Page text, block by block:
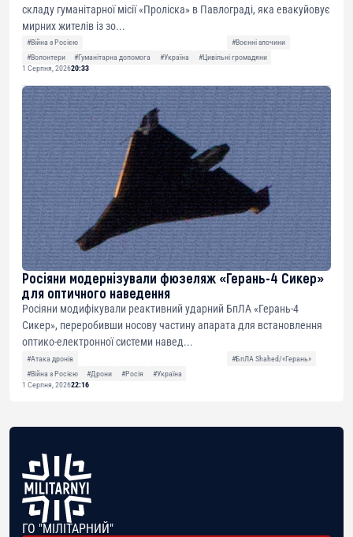
складу гуманітарної місії «Проліска» в Павлограді, яка евакуйовує
мирних жителів із зо...
#Війна з Росією
#Воєнні злочини
#Волонтери
#Гуманітарна допомога #Україна
#Цивільні громадяни
1 Серпня, 202620:33
Росіяни модернізували фюзеляж «Герань-4 Сикер»
для оптичного наведення
Росіяни модифікували реактивний ударний БпЛА «Герань-4
Сикер», переробивши носову частину апарата для встановлення
оптико-електронної системи навед...
#Атака дронів
#БпЛА Shahed/«Герань»
#Війна з Росією
#Дрони #Росія
#Україна
1 Серпня, 202622:16
ГО "МІЛІТАРНИЙ"